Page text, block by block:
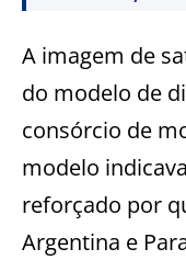
A imagem de
do modelo de
consórcio de
modelo
reforçado por
Argentina e